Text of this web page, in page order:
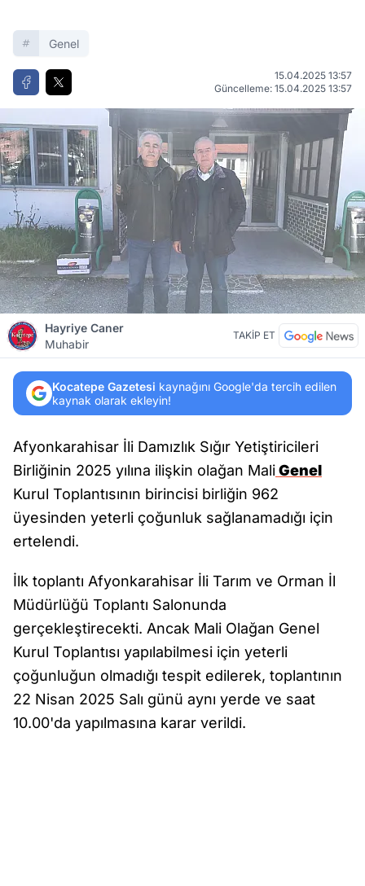
Genel
15.04.2025 13:57
Güncelleme: 15.04.2025 13:57
Hayriye Caner
Muhabir
TAKİP ET
Kocatepe Gazetesi kaynağını Google'da tercih edilen
kaynak olarak ekleyin!
Afyonkarahisar İli Damızlık Sığır Yetiştiricileri
Birliğinin 2025 yılına ilişkin olağan MaliGenel
Kurul Toplantısının birincisi birliğin 962
üyesinden yeterli çoğunluk sağlanamadığı için
ertelendi.
İlk toplantı Afyonkarahisar İli Tarım ve Orman İl
Müdürlüğü Toplantı Salonunda
gerçekleştirecekti. Ancak Mali Olağan Genel
Kurul Toplantısı yapılabilmesi için yeterli
çoğunluğun olmadığı tespit edilerek, toplantının
22 Nisan 2025 Salı günü aynı yerde ve saat
10.00'da yapılmasına karar verildi.